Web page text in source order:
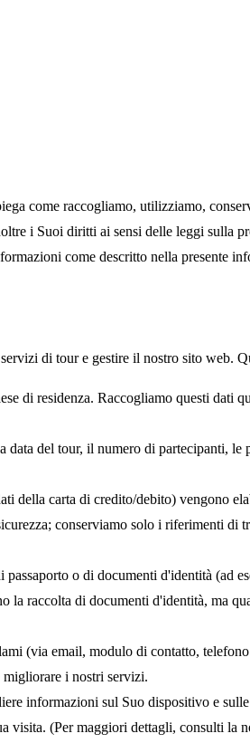
come raccogliamo, utilizziamo,
i Suoi diritti ai sensi delle leggi sulla
come descritto nella presente
di tour e gestire il nostro sito web.
di residenza. Raccogliamo questi dati
del tour, il numero di partecipanti,
della carta di credito/debito) vengono
conserviamo solo i riferimenti di
o di documenti d'identità (ad
raccolta di documenti d'identità, ma
(via email, modulo di contatto,
i nostri servizi.
informazioni sul Suo dispositivo e
visita. (Per maggiori dettagli, consulti